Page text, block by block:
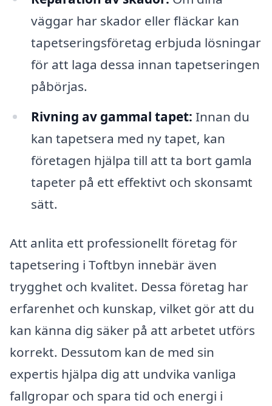
väggar har skador eller fläckar kan
tapetseringsföretag erbjuda lösningar
för att laga dessa innan tapetseringen
påbörjas.
Rivning av gammal tapet: Innan du
kan tapetsera med ny tapet, kan
företagen hjälpa till att ta bort gamla
tapeter på ett effektivt och skonsamt
sätt.
Att anlita ett professionellt företag för
tapetsering i Toftbyn innebär även
trygghet och kvalitet. Dessa företag har
erfarenhet och kunskap, vilket gör att du
kan känna dig säker på att arbetet utförs
korrekt. Dessutom kan de med sin
expertis hjälpa dig att undvika vanliga
fallgropar och spara tid och energi i